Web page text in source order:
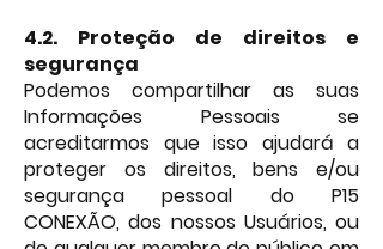
4.2. Proteção de direitos e
segurança
Podemos compartilhar as suas
Informações Pessoais se
acreditarmos que isso ajudará a
proteger os direitos, bens e/ou
segurança pessoal do P15
CONEXÃO, dos nossos Usuários, ou
Your 14 days trial has
expired.
The trial's over, but the show must go
on! 🎬 Upgrade now to keep your web
masterpiece in the spotlight.